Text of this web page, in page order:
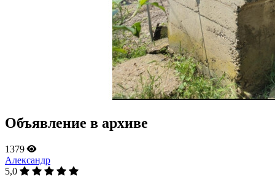
Объявление в архиве
1379
Александр
5,0